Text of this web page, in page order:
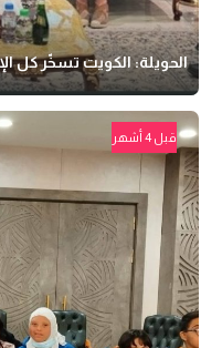
الحويلة: الكويت تسخّر كل
قبل 4 أشهر